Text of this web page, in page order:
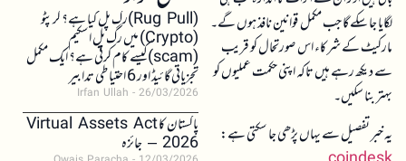
لگایا جا سکے گا جب مکمل قوانین نافذ ہوں گے۔
مارکیٹ کے شرکاء اس صورتحال کو قریب
سے دیکھ رہے ہیں تاکہ اپنی حکمت عملیوں کو
بہتر بنا سکیں۔
یہ خبر تفصیل سے یہاں پڑھی جا سکتی ہے:
(Rug Pull)رگ پل کیا ہے؟ کرپٹو
(Crypto) میں رگ پل اسکیم
(scam)کیسے کام کرتی ہے؟ ایک مکمل
تجزیاتی گائیڈ اور 6 احتیاطی تدابیر
Irfan Ullah 26/03/2026
پاکستان کا Virtual Assets Act
2026 – جائزہ